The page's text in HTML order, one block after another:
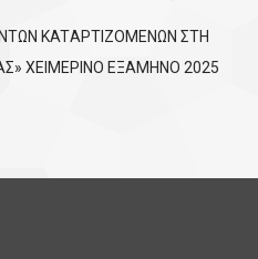
KATΑΡΤΙΖΟΜΕΝΩΝ ΣΤΗ
ΧΕΙΜΕΡΙΝΟ ΕΞΑΜΗΝΟ 2025